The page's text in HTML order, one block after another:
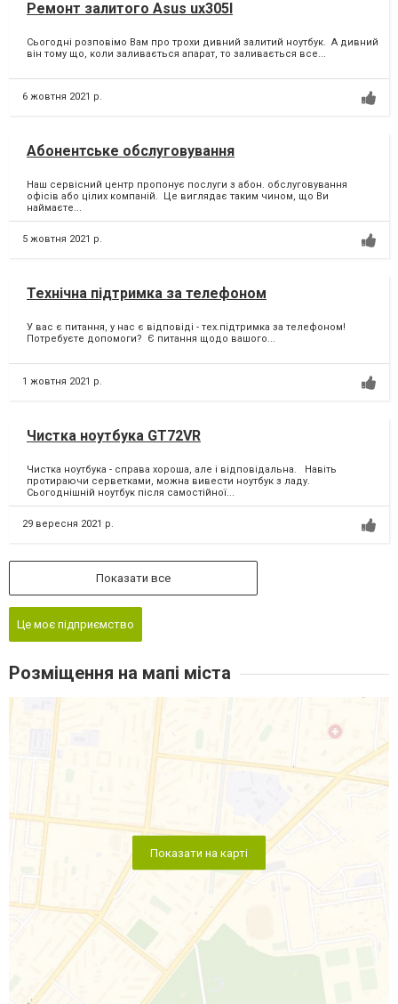
Ремонт залитого Asus ux305I
Сьогодні розповімо Вам про трохи дивний залитий ноутбук. ⁣ А дивний
він тому що, коли заливається апарат, то заливається все...
6 жовтня 2021 р.
Абонентське обслуговування
Наш сервісний центр пропонує послуги з абон. обслуговування
офісів або цілих компаній. ⁣ Це виглядає таким чином, що Ви
наймаєте...
5 жовтня 2021 р.
Технічна підтримка за телефоном
У вас є питання, у нас є відповіді - тех.підтримка за телефоном! ⁣
Потребуєте допомоги? ⁣ Є питання щодо вашого...
1 жовтня 2021 р.
Чистка ноутбука GT72VR
Чистка ноутбука - справа хороша, але і відповідальна. Навіть
протираючи серветками, можна вивести ноутбук з ладу.
Сьогоднішній ноутбук після самостійної...
29 вересня 2021 р.
Показати все
Це моє підприємство
Розміщення на мапі міста
Показати на карті